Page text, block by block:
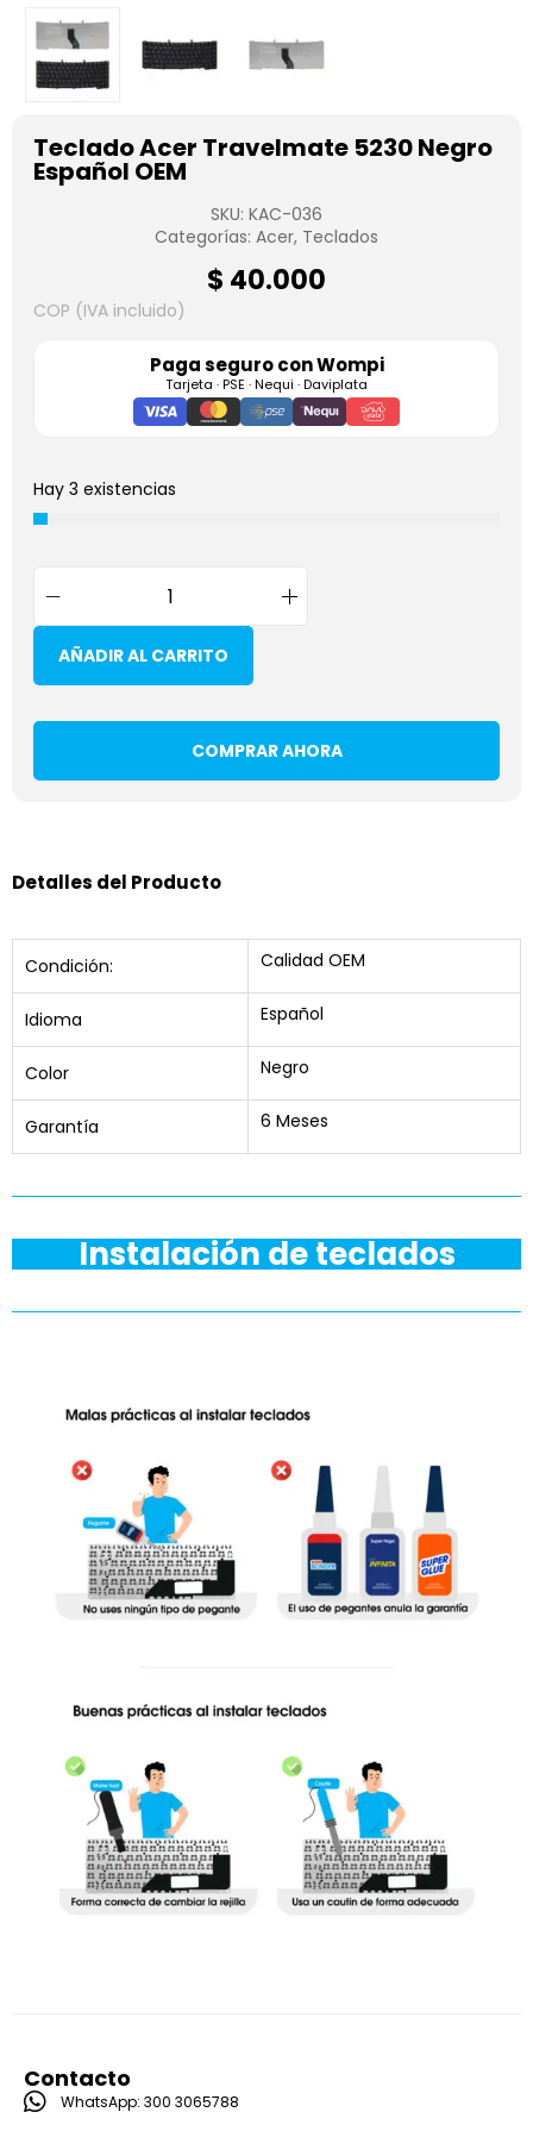
Teclado Acer Travelmate 5230 Negro
Español OEM
SKU: KAC-036
Categorías: Acer, Teclados
$ 40.000
COP (IVA incluido)
Paga seguro conWompi
Tarjeta · PSE · Nequi · Daviplata
Hay 3 existencias
AÑADIR AL CARRITO
COMPRAR AHORA
Detalles del Producto
Condición: Calidad OEM
Idioma Español
Color Negro
Garantía 6 Meses
Instalación de teclados
Contacto
WhatsApp: 300 3065788